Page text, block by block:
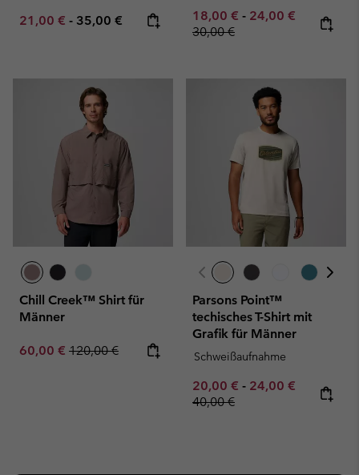
Minimum sale price:
21,00 € - Maximum price:
35,00 € Minimum sale price:
18,00 € - Maximum sale
24,00 € Regular
30,00 €
Chill Creek™ Shirt für
Männer
Sale price:
60,00 € Regular price:
120,00 €
Parsons Point™
techisches T-Shirt mit
Grafik für Männer
Schweißaufnahme
Minimum sale price:
20,00 € - Maximum sale
24,00 € Regular
40,00 €